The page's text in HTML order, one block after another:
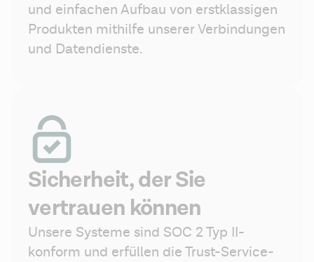
und einfachen Aufbau von erstklassigen
Produkten mithilfe unserer Verbindungen
und Datendienste.
Sicherheit, der Sie
vertrauen können
Unsere Systeme sind SOC 2 Typ II-
konform und erfüllen die Trust-Service-